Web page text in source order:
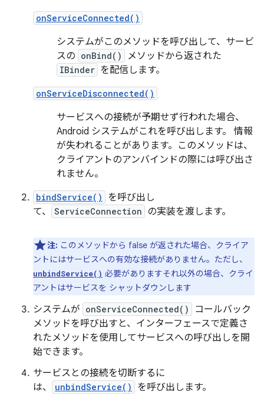
onServiceConnected()
システムがこのメソッドを呼び出して、サービ
スの onBind() メソッドから返された
IBinder を配信します。
onServiceDisconnected()
サービスへの接続が予期せず行われた場合、
Android システムがこれを呼び出します。 情報
が失われることがあります。このメソッドは、
クライアントのアンバインドの際には呼び出さ
れません。
bindService()
を呼び出し
て、
ServiceConnection の実装を渡します。
注: このメソッドから false が返された場合、クライア
ントにはサービスへの有効な接続がありません。ただし、
unbindService() 必要がありますそれ以外の場合、クライ
アントはサービスを シャットダウンします
システムが onServiceConnected()
コールバック
メソッドを呼び出すと、インターフェースで定義さ
れたメソッドを使用してサービスへの呼び出しを開
始できます。
サービスとの接続を切断するに
は、
unbindService()
を呼び出します。